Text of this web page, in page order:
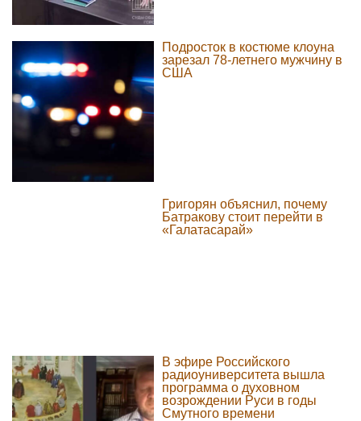
Подросток в костюме клоуна
зарезал 78-летнего мужчину в
США
Григорян объяснил, почему
Батракову стоит перейти в
«Галатасарай»
В эфире Российского
радиоуниверситета вышла
программа о духовном
возрождении Руси в годы
Смутного времени